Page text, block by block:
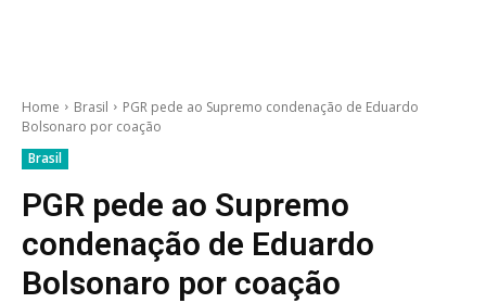
Home Brasil
PGR pede ao Supremo condenação de Eduardo
Bolsonaro por coação
Brasil
PGR pede ao Supremo
condenação de Eduardo
Bolsonaro por coação